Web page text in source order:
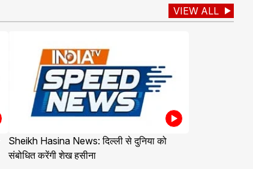
VIEW ALL
Sheikh Hasina News: दिल्ली से दुनिया को
संबोधित करेंगी शेख हसीना